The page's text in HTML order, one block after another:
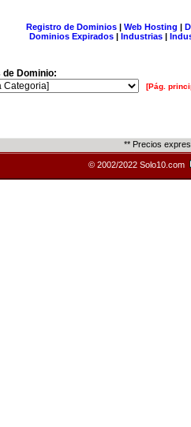
Registro de Dominios| Web Hosting |
Dominios Expirados | Industrias |
Dominio:
[Pág.
** Precios
© 2002/2022 Solo10.com